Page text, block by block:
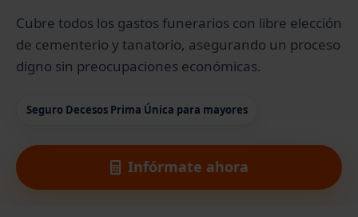
Cubre todos los gastos funerarios con libre elección
de cementerio y tanatorio, asegurando un proceso
digno sin preocupaciones económicas.
Seguro Decesos Prima Única para mayores
Infórmate ahora